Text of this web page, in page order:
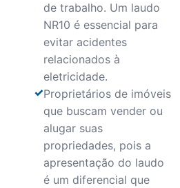
de trabalho. Um laudo
NR10 é essencial para
evitar acidentes
relacionados à
eletricidade.
Proprietários de imóveis
que buscam vender ou
alugar suas
propriedades, pois a
apresentação do laudo
é um diferencial que